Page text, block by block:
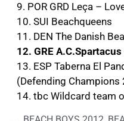
9. POR GRD Leça –
10. SUI Beachqueens
11. DEN The Danish
12. GRE
13. ESP Taberna El
(Defending Champions
14. tbc Wildcard team